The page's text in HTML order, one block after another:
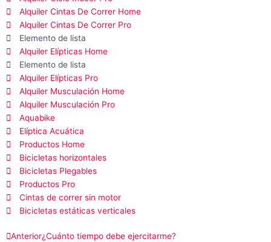
Alquiler Cintas De Correr Home
Alquiler Cintas De Correr Pro
Elemento de lista
Alquiler Elípticas Home
Elemento de lista
Alquiler Elípticas Pro
Alquiler Musculación Home
Alquiler Musculación Pro
Aquabike
Elíptica Acuática
Productos Home
Bicicletas horizontales
Bicicletas Plegables
Productos Pro
Cintas de correr sin motor
Bicicletas estáticas verticales
Ant
Anterior¿Cuánto tiempo debe ejercitarme?Siguiente